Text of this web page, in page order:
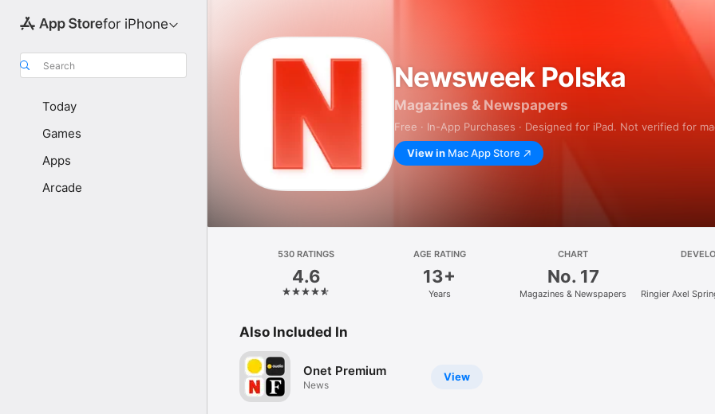
for iPhone
Search
Today
Games
Apps
Arcade
Newsweek Polska
Magazines & Newspapers
Free · In-App Purchases · Designed for iPad. Not verified for
View in Mac App Store
530 RATINGS
4.6
AGE RATING
13+
Years
CHART
No. 17
Magazines & Newspapers
Ringier Axel
Also Included In
View
Onet Premium
News